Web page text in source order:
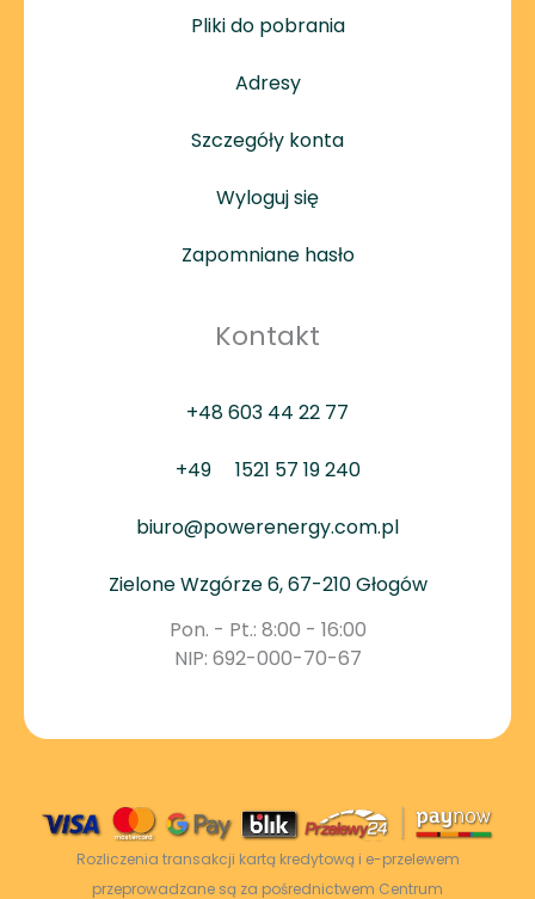
Pliki do pobrania
Adresy
Szczegóły konta
Wyloguj się
Zapomniane hasło
Kontakt
+48 603 44 22 77
+49 1521 57 19 240
biuro@powerenergy.com.pl
Zielone Wzgórze 6, 67-210 Głogów
Pon. - Pt.: 8:00 - 16:00
NIP: 692-000-70-67
Rozliczenia transakcji kartą kredytową i e-przelewem
przeprowadzane są za pośrednictwem Centrum